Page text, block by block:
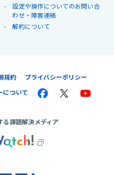
設定や操作についてのお問い合
わせ・障害連絡
解約について
規約
プライバシーポリシー
について
る課題解決メディア